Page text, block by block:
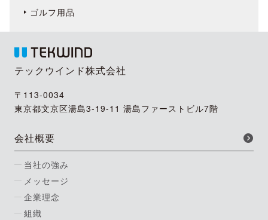
ゴルフ用品
テックウインド株式会社
〒113-0034
東京都文京区湯島3-19-11 湯島ファーストビル7階
会社概要
当社の強み
メッセージ
企業理念
組織